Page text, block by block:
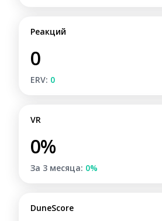
Реакций
0
ERV: 0
VR
0%
За 3 месяца: 0%
DuneScore